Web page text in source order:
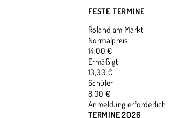
FESTE TERMINE
Roland am Markt
Normalpreis
14,00 €
Ermäßigt
13,00 €
Schüler
8,00 €
Anmeldung erforderlich
TERMINE 2026